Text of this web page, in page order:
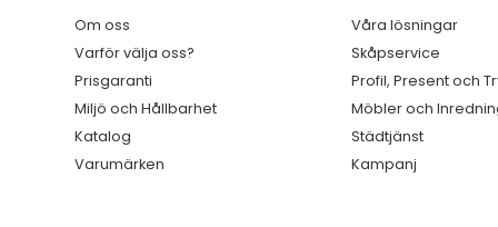
Om oss
Varför välja oss?
Prisgaranti
Miljö och Hållbarhet
Katalog
Varumärken
Våra lösningar
Skåpservice
Profil, Present och
Möbler och
Städtjänst
Kampanj